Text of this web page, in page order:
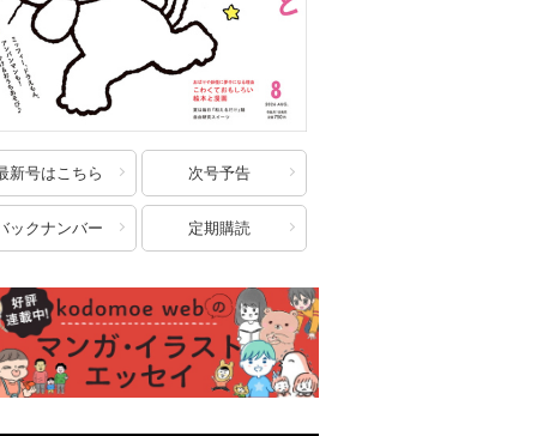
新号はこちら 次号予告
ックナンバー 定期購読